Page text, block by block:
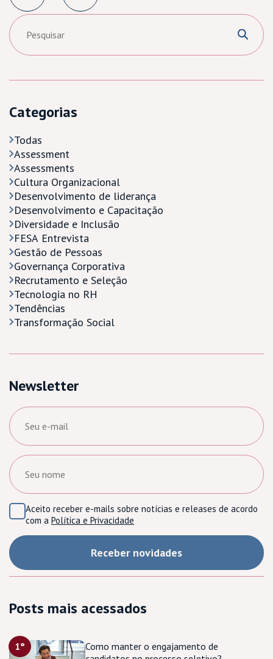
Categorias
Todas
Assessment
Assessments
Cultura Organizacional
Desenvolvimento de liderança
Desenvolvimento e Capacitação
Diversidade e Inclusão
FESA Entrevista
Gestão de Pessoas
Governança Corporativa
Recrutamento e Seleção
Tecnologia no RH
Tendências
Transformação Social
Newsletter
Aceito receber e-mails sobre notícias e releases de acordo
com a Política e Privacidade
Posts mais acessados
1°
Como manter o engajamento de